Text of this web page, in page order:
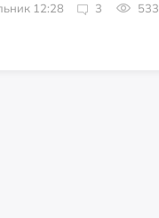
12:28 3 533